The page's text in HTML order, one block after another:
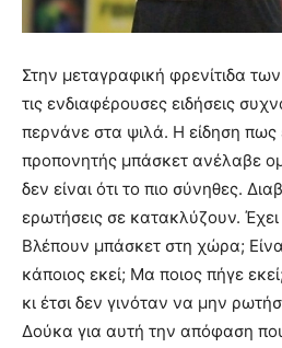
Στην μεταγραφική φρενίτιδα
τις ενδιαφέρουσες ειδήσεις
περνάνε στα ψιλά. Η είδηση
προπονητής μπάσκετ ανέλαβε
δεν είναι ότι το πιο σύνηθες.
ερωτήσεις σε κατακλύζουν.
Βλέπουν μπάσκετ στη χώρα;
κάποιος εκεί; Μα ποιος πήγε
κι έτσι δεν γινόταν να μην
Δούκα για αυτή την απόφαση